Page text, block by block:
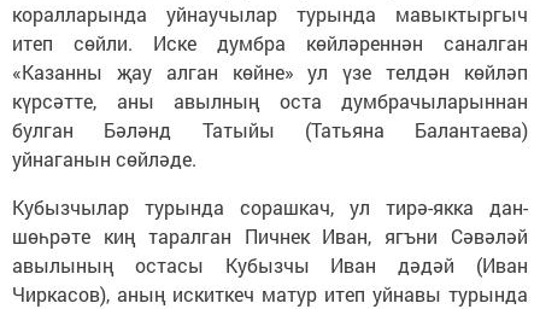
коралларында уйнаучылар турында мавыктыргыч
итеп сөйли. Иске думбра көйләреннән саналган
«Казанны җау алган көйне» ул үзе телдән көйләп
күрсәтте, аны авылның оста думбрачыларыннан
булган Бәләнд Татыйы (Татьяна Балантаева)
уйнаганын сөйләде.
Кубызчылар турында сорашкач, ул тирә-якка дан-
шөһрәте киң таралган Пичнек Иван, ягъни Сәвәләй
авылының остасы Кубызчы Иван дәдәй (Иван
Чиркасов), аның искиткеч матур итеп уйнавы турында